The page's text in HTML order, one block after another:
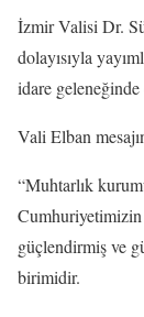
İzmir Valisi Dr.
dolayısıyla
idare
Vali Elban
“Muhtarlık
Cumhuriyetimizin
güçlendirmiş ve
birimidir.